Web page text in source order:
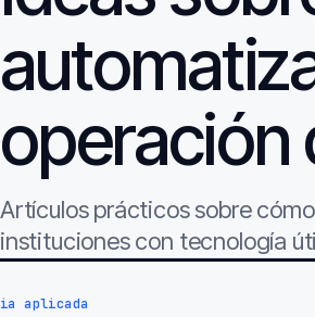
operación
Artículos prácticos sobre
instituciones con tecnología
ia aplicada